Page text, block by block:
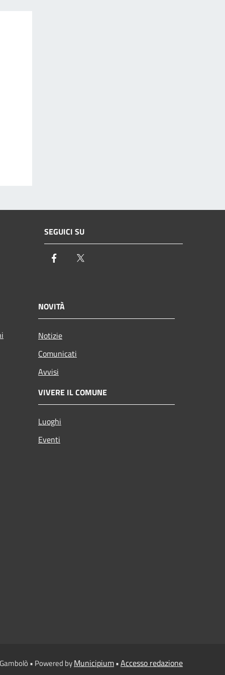
SEGUICI SU
Facebook
NOVITÀ
Notizie
Comunicati
Avvisi
VIVERE IL COMUNE
Luoghi
Eventi
• Powered byMunicipium•Accesso redazione